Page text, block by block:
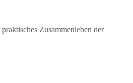
Zusammenleben der